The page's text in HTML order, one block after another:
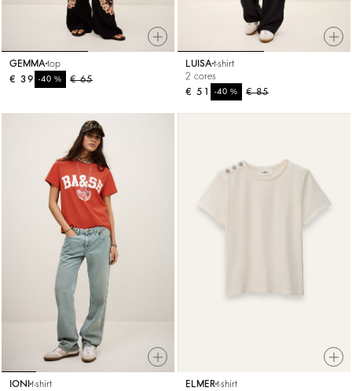
GEMMA top
€ 65
-40%
€ 39
LUISA t-shirt
2 cores
€ 85
-40%
€ 51
IONI t-shirt
ELMERt-shirt